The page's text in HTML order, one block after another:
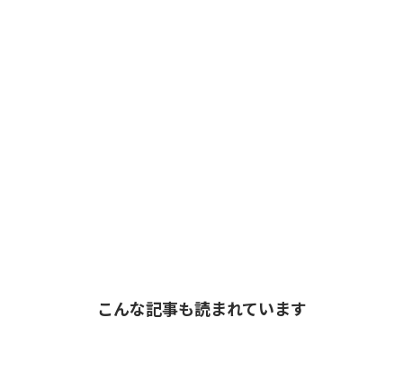
こんな記事も読まれています